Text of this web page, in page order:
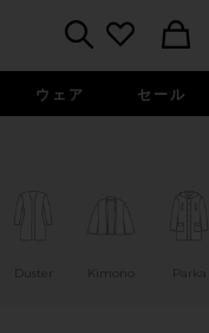
ウェア セール
Duster Kimono Parka